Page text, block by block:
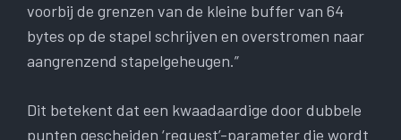
voorbij de grenzen van de kleine buffer van 64
bytes op de stapel schrijven en overstromen naar
aangrenzend stapelgeheugen.”
Dit betekent dat een kwaadaardige door dubbele
punten gescheiden ‘request’-parameter die wordt